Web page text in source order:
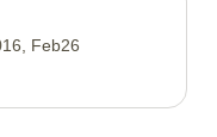
Feb26